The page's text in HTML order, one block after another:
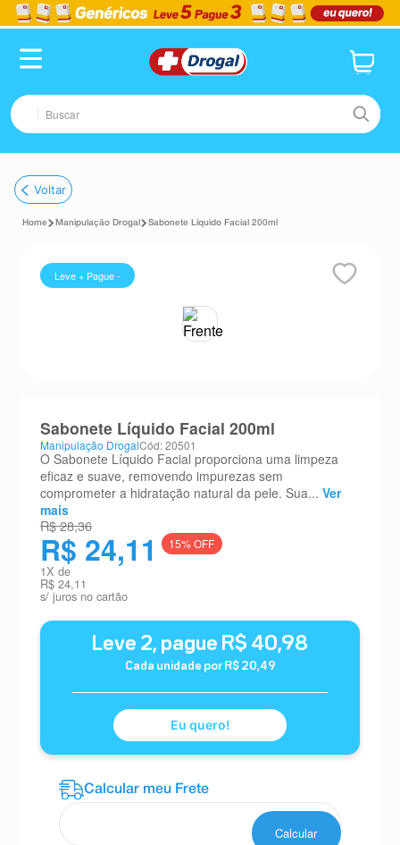
Buscar
1º fralda
2º pampers confort sec max
dipirona
lenço umedecido
esmalte
10ºabsorvente
Voltar
Manipulação Drogal Sabonete Líquido Facial 200ml
Leve + Pague -
Sabonete Líquido Facial 200ml
Manipulação DrogalCód: 20501
O Sabonete Líquido Facial proporciona uma limpeza
eficaz e suave, removendo impurezas sem
comprometer a hidratação natural da pele. Sua... Ver
mais
R$ 28,36
R$ 24,11 15% OFF
1X de
R$ 24,11
s/ juros no cartão
Leve 2, pague R$ 40,98
Cada unidade por R$ 20,49
Eu quero!